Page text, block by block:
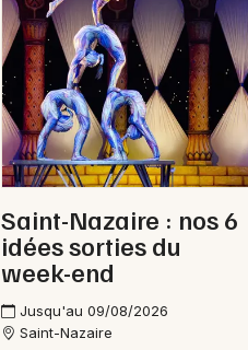
44 -
Choisir
Mon
Saint-Nazaire : nos 6
idées sorties du
week-end
Jusqu'au 09/08/2026
Saint-Nazaire